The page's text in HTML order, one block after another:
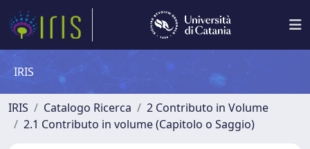
IRIS
IRIS Catalogo Ricerca
2 Contributo in Volume
2.1 Contributo in volume (Capitolo o Saggio)